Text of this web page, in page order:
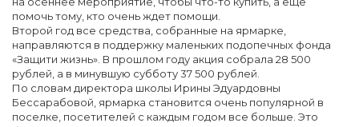
помочь тому, кто очень ждет помощи.
Второй год все средства, собранные на ярмарке,
направляются в поддержку маленьких подопечных фонда
«Защити жизнь». В прошлом году акция собрала 28 500
рублей, а в минувшую субботу 37 500 рублей.
По словам директора школы Ирины Эдуардовны
Бессарабовой, ярмарка становится очень популярной в
поселке, посетителей с каждым годом все больше. Это